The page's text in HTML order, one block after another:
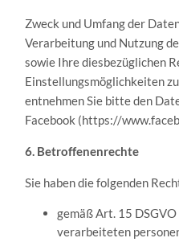
Zweck und Umfang der
Verarbeitung und Nutzung
sowie Ihre diesbezüglichen
Einstellungsmöglichkeiten
entnehmen Sie bitte den
Facebook (https://
6. Betroffenenrechte
Sie haben die folgenden
gemäß Art. 15
verarbeiteten